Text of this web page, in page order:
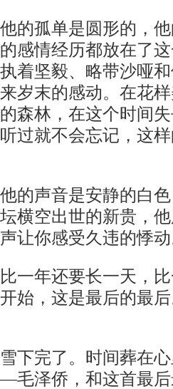
孤单是圆形的，他
感情经历都放在了
着坚毅、略带沙哑
岁末的感动。在花
森林，在这个时间
过就不会忘记，这
声音是安静的白色
横空出世的新贵，
让你感受久违的悸
年还要长一天，比
始，这是最后的最
完了。时间葬在心
毛泽侨，和这首最